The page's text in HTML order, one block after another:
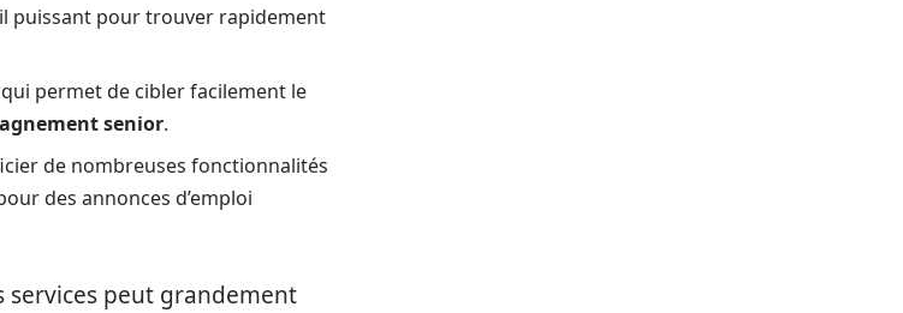
puissant pour trouver rapidement
permet de cibler facilement le
senior.
de nombreuses fonctionnalités
des annonces d’emploi
services peut grandement